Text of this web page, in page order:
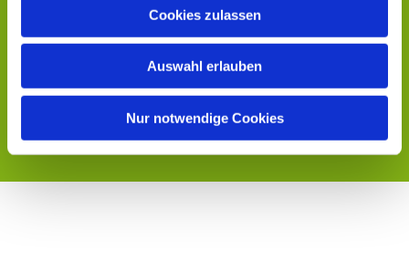
Cookies zulassen
Auswahl erlauben
Nur notwendige Cookies